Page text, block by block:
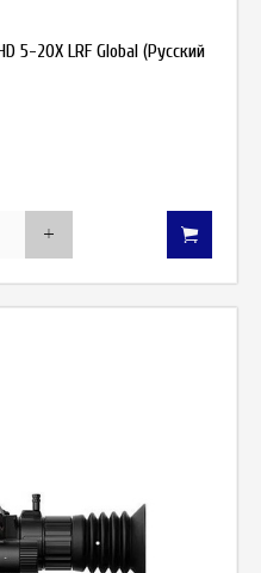
5-20X LRF Global (Русский